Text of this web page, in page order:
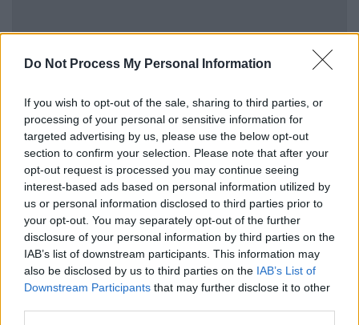
Do Not Process My Personal Information
If you wish to opt-out of the sale, sharing to third parties, or
processing of your personal or sensitive information for
targeted advertising by us, please use the below opt-out
section to confirm your selection. Please note that after your
opt-out request is processed you may continue seeing
interest-based ads based on personal information utilized by
us or personal information disclosed to third parties prior to
your opt-out. You may separately opt-out of the further
disclosure of your personal information by third parties on the
IAB’s list of downstream participants. This information may
also be disclosed by us to third parties on the IAB’s List of
Downstream Participants that may further disclose it to other
Η Ελλάδα και πολλές άλλες ευρωπαϊκές
όταν δέχτηκε επίθεση στo πλαίσιo της
σύρραξης μεταξύ Ηνωμένων Πολιτειών και
Ιράν. Αυτή ήταν η πρώτη έμπρακτη απόδειξη
ότι η Ευρώπη μπορεί και μόνη της να σταθεί
στο πλευρό χωρών μελών της Ευρωπαϊκής
Ένωσης που απειλούνται.
Εδώ και αρκετό καιρό μιλάω για την ανάγκη
να υπάρξει μία ουσιαστική αναβάθμιση και
ενεργοποίηση του άρθρου 42 παράγραφος 7